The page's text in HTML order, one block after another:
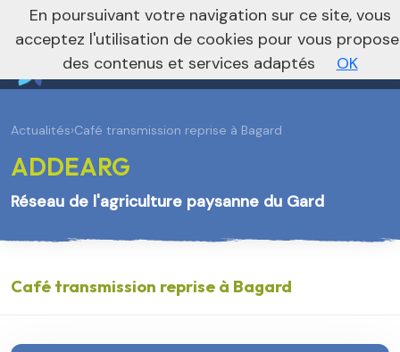
Vers le site national
Actualités›Café transmission reprise à Bagard
ADDEARG
Réseau de l'agriculture paysanne du Gard
Café transmission reprise à Bagard
En poursuivant votre navigation sur ce site, vous
acceptez l'utilisation de cookies pour vous
des contenus et services adaptés
OK